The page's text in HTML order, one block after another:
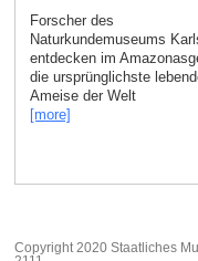
Forscher des
Naturkundemuseums
entdecken im
die ursprünglichste
Ameise der Welt
[more]
Copyright 2020 Staatliches